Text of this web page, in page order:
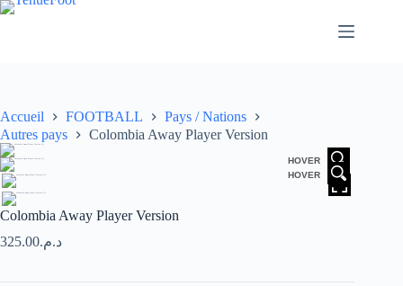
Passer
Accueil FOOTBALL
Pays / Nations
Autres pays
Colombia Away Player Version
HOVER
HOVER
Colombia Away Player Version
د.م.325.00